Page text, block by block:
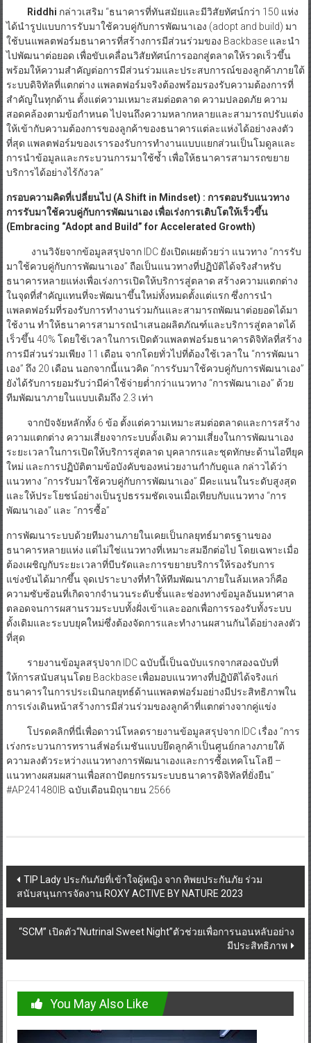
Riddhi กล่าวเสริม “ธนาคารที่ทันสมัยและมีวิสัยทัศน์กว่า 150 แห่ง
ได้นำรูปแบบการรับมาใช้ควบคู่กับการพัฒนาเอง (adopt and build) มา
ใช้บนแพลตฟอร์มธนาคารที่สร้างการมีส่วนร่วมของ Backbase และนำ
ไปพัฒนาต่อยอด เพื่อขับเคลื่อนวิสัยทัศน์การออกสู่ตลาดให้รวดเร็วขึ้น
พร้อมให้ความสำคัญต่อการมีส่วนร่วมและประสบการณ์ของลูกค้าภายใต้
ระบบดิจิทัลที่แตกต่าง แพลตฟอร์มจริงต้องพร้อมรองรับความต้องการที่
สำคัญในทุกด้าน ตั้งแต่ความเหมาะสมต่อตลาด ความปลอดภัย ความ
สอดคล้องตามข้อกำหนด ไปจนถึงความหลากหลายและสามารถปรับแต่ง
ให้เข้ากับความต้องการของลูกค้าของธนาคารแต่ละแห่งได้อย่างลงตัว
ที่สุด แพลตฟอร์มของเรารองรับการทำงานแบบแยกส่วนเป็นโมดูลและ
การนำข้อมูลและกระบวนการมาใช้ซ้ำ เพื่อให้ธนาคารสามารถขยาย
บริการได้อย่างไร้กังวล”
กรอบความคิดที่เปลี่ยนไป (A Shift in Mindset) : การตอบรับแนวทาง
การรับมาใช้ควบคู่กับการพัฒนาเอง เพื่อเร่งการเติบโตให้เร็วขึ้น
(Embracing “Adopt and Build” for Accelerated Growth)
งานวิจัยจากข้อมูลสรุปจาก IDC ยังเปิดเผยด้วยว่า แนวทาง “การรับ
มาใช้ควบคู่กับการพัฒนาเอง” ถือเป็นแนวทางที่ปฏิบัติได้จริงสำหรับ
ธนาคารหลายแห่งเพื่อเร่งการเปิดให้บริการสู่ตลาด สร้างความแตกต่าง
ในจุดที่สำคัญแทนที่จะพัฒนาขึ้นใหม่ทั้งหมดตั้งแต่แรก ซึ่งการนำ
แพลตฟอร์มที่รองรับการทำงานร่วมกันและสามารถพัฒนาต่อยอดได้มา
ใช้งาน ทำให้ธนาคารสามารถนำเสนอผลิตภัณฑ์และบริการสู่ตลาดได้
เร็วขึ้น 40% โดยใช้เวลาในการเปิดตัวแพลตฟอร์มธนาคารดิจิทัลที่สร้าง
การมีส่วนร่วมเพียง 11 เดือน จากโดยทั่วไปที่ต้องใช้เวลาใน “การพัฒนา
เอง” ถึง 20 เดือน นอกจากนี้แนวคิด “การรับมาใช้ควบคู่กับการพัฒนาเอง”
ยังได้รับการยอมรับว่ามีค่าใช้จ่ายต่ำกว่าแนวทาง “การพัฒนาเอง” ด้วย
ทีมพัฒนาภายในแบบเดิมถึง 2.3 เท่า
จากปัจจัยหลักทั้ง 6 ข้อ ตั้งแต่ความเหมาะสมต่อตลาดและการสร้าง
ความแตกต่าง ความเสี่ยงจากระบบดั้งเดิม ความเสี่ยงในการพัฒนาเอง
ระยะเวลาในการเปิดให้บริการสู่ตลาด บุคลากรและชุดทักษะด้านไอทียุค
ใหม่ และการปฏิบัติตามข้อบังคับของหน่วยงานกำกับดูแล กล่าวได้ว่า
แนวทาง “การรับมาใช้ควบคู่กับการพัฒนาเอง” มีคะแนนในระดับสูงสุด
และให้ประโยชน์อย่างเป็นรูปธรรมชัดเจนเมื่อเทียบกับแนวทาง “การ
พัฒนาเอง” และ “การซื้อ”
การพัฒนาระบบด้วยทีมงานภายในเคยเป็นกลยุทธ์มาตรฐานของ
ธนาคารหลายแห่ง แต่ไม่ใช่แนวทางที่เหมาะสมอีกต่อไป โดยเฉพาะเมื่อ
ต้องเผชิญกับระยะเวลาที่บีบรัดและการขยายบริการให้รองรับการ
แข่งขันได้มากขึ้น จุดเปราะบางที่ทำให้ทีมพัฒนาภายในล้มเหลวก็คือ
ความซับซ้อนที่เกิดจากจำนวนระดับชั้นและช่องทางข้อมูลอันมหาศาล
ตลอดจนการผสานรวมระบบทั้งฝั่งเข้าและออกเพื่อการรองรับทั้งระบบ
ดั้งเดิมและระบบยุคใหม่ซึ่งต้องจัดการและทำงานผสานกันได้อย่างลงตัว
ที่สุด
รายงานข้อมูลสรุปจาก IDC ฉบับนี้เป็นฉบับแรกจากสองฉบับที่
ให้การสนับสนุนโดย Backbase เพื่อมอบแนวทางที่ปฏิบัติได้จริงแก่
ธนาคารในการประเมินกลยุทธ์ด้านแพลตฟอร์มอย่างมีประสิทธิภาพใน
การเร่งเดินหน้าสร้างการมีส่วนร่วมของลูกค้าที่แตกต่างจากคู่แข่ง
โปรดคลิกที่นี่เพื่อดาวน์โหลดรายงานข้อมูลสรุปจาก IDC เรื่อง “การ
เร่งกระบวนการทรานส์ฟอร์เมชันแบบยึดลูกค้าเป็นศูนย์กลางภายใต้
ความลงตัวระหว่างแนวทางการพัฒนาเองและการซื้อเทคโนโลยี –
แนวทางผสมผสานเพื่อสถาปัตยกรรมระบบธนาคารดิจิทัลที่ยั่งยืน”
#AP241480IB ฉบับเดือนมิถุนายน 2566
Post
navigation
TIP Lady ประกันภัยที่เข้าใจผู้หญิง จาก ทิพยประกันภัย ร่วม
สนับสนุนการจัดงาน ROXY ACTIVE BY NATURE 2023
“SCM” เปิดตัว“Nutrinal Sweet Night”ตัวช่วยเพื่อการนอนหลับอย่าง
มีประสิทธิภาพ
You May Also Like